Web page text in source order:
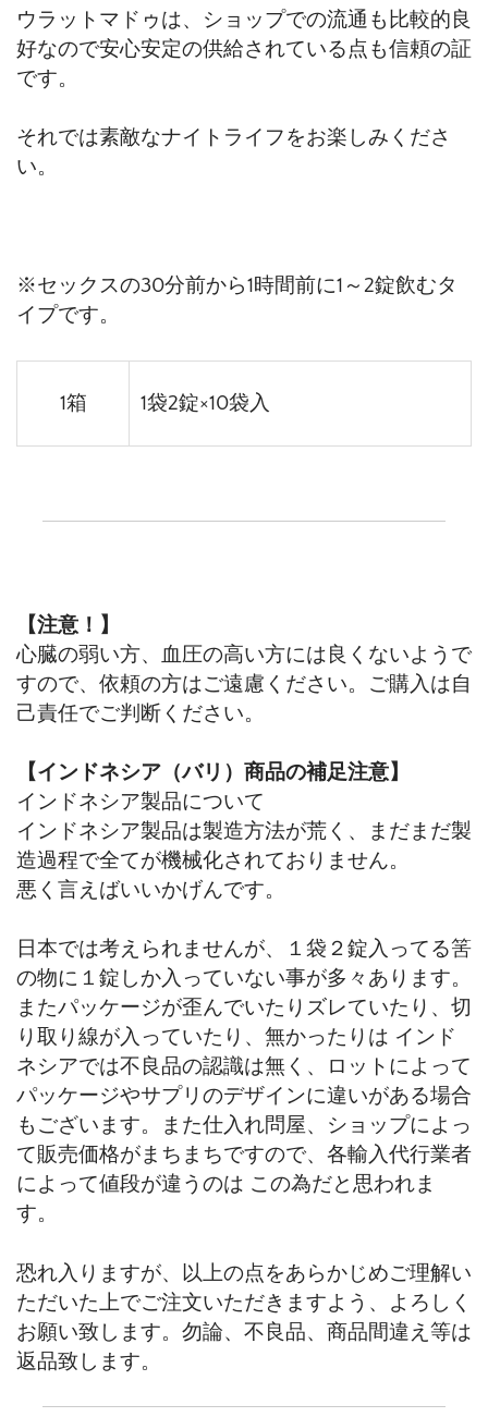
ウラットマドゥは、ショップでの流通も比較的良
好なので安心安定の供給されている点も信頼の証
です。
それでは素敵なナイトライフをお楽しみくださ
い。
※セックスの30分前から1時間前に1～2錠飲むタ
イプです。
1箱 1袋2錠×10袋入
【注意！】
心臓の弱い方、血圧の高い方には良くないようで
すので、依頼の方はご遠慮ください。ご購入は自
己責任でご判断ください。
【インドネシア（バリ）商品の補足注意】
インドネシア製品について
インドネシア製品は製造方法が荒く、まだまだ製
造過程で全てが機械化されておりません。
悪く言えばいいかげんです。
日本では考えられませんが、１袋２錠入ってる筈
の物に１錠しか入っていない事が多々あります。
またパッケージが歪んでいたりズレていたり、切
り取り線が入っていたり、無かったりは インド
ネシアでは不良品の認識は無く、ロットによって
パッケージやサプリのデザインに違いがある場合
もございます。また仕入れ問屋、ショップによっ
て販売価格がまちまちですので、各輸入代行業者
によって値段が違うのは この為だと思われま
す。
恐れ入りますが、以上の点をあらかじめご理解い
ただいた上でご注文いただきますよう、よろしく
お願い致します。勿論、不良品、商品間違え等は
返品致します。